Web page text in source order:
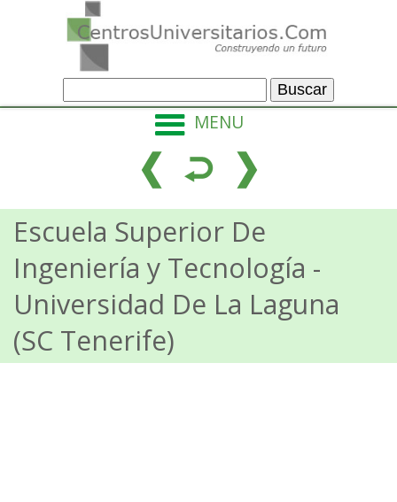
MENU
Escuela Superior De
Ingeniería y Tecnología -
Universidad De La Laguna
(SC Tenerife)